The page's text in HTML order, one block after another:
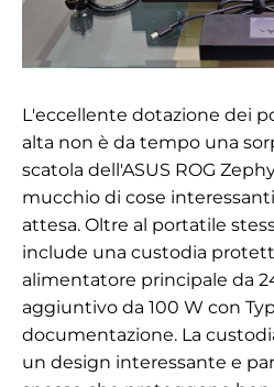
L'eccellente dotazione dei
alta non è da tempo una
scatola dell'ASUS ROG
mucchio di cose
attesa. Oltre al portatile
include una custodia
alimentatore principale da
aggiuntivo da 100 W con
documentazione. La
un design interessante e